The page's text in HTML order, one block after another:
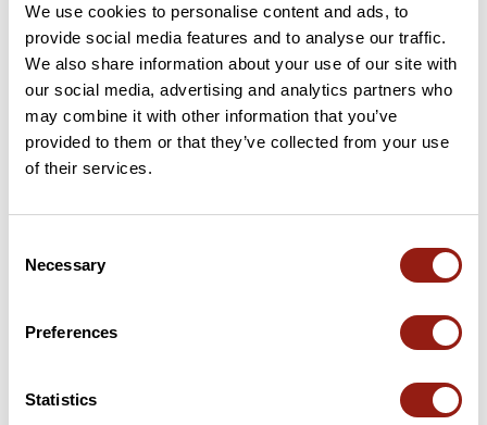
We use cookies to personalise content and ads, to
provide social media features and to analyse our traffic.
We also share information about your use of our site with
our social media, advertising and analytics partners who
may combine it with other information that you’ve
provided to them or that they’ve collected from your use
of their services.
Selection
Necessary
Preferences
Statistics
Col du Beau Louis
66 km
96 km Col de la Loge des Gardes 1 077 m
104 km 993 m
Découvrez ce parcours de vélo de 153,6 km à proximité de